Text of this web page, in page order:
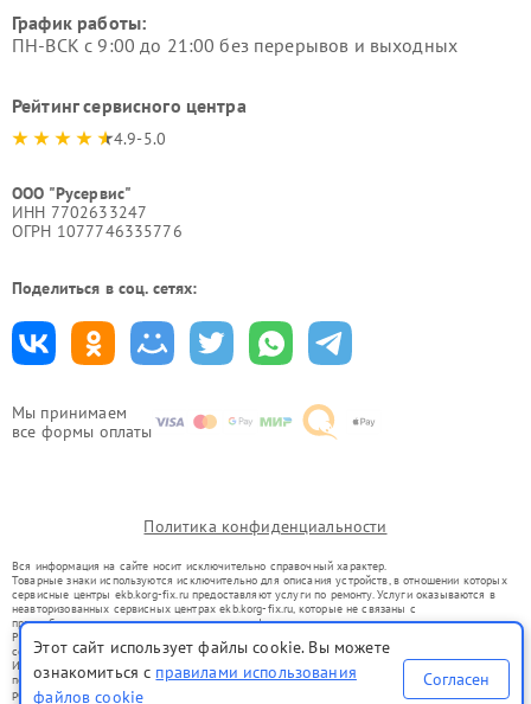
Мы принимаем
все формы оплаты
График работы:
ПН-ВСК с 9:00 до 21:00 без перерывов и выходных
Рейтинг сервисного центра
4.9-5.0
ООО "Русервис"
ИНН 7702633247
ОГРН 1077746335776
Поделиться в соц. сетях:
Политика конфиденциальности
Вся информация на сайте носит исключительно справочный характер.
Товарные знаки используются исключительно для описания устройств, в отношении которых
сервисные центры ekb.korg-fix.ru предоставляют услуги по ремонту. Услуги оказываются в
неавторизованных сервисных центрах ekb.korg-fix.ru, которые не связаны с
правообладателями товарных знаков или их официальными представителями.
Ремонт осуществляется для устройств, уже введенных в гражданский оборот в соответствии
со статьей 1487 ГК РФ.
Использование товарных знаков не преследует цели индивидуализации услуг или введения
потребителей в заблуждение, а служит для информирования о предоставляемых услугах по
ремонту техники указанных брендов.
Этот сайт использует файлы cookie. Вы можете
ознакомиться с правилами использования
файлов cookie
Согласен